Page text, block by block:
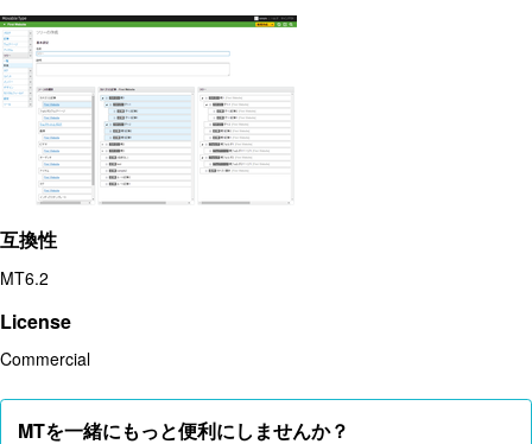
互換性
MT6.2
License
Commercial
MTを一緒にもっと便利にしませんか？